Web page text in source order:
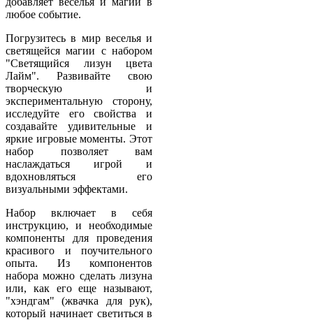
любое событие.
Погрузитесь в мир веселья и
светящейся магии с набором
"Светящийся лизун цвета
Лайм". Развивайте свою
творческую и
экспериментальную сторону,
исследуйте его свойства и
создавайте удивительные и
яркие игровые моменты. Этот
набор позволяет вам
наслаждаться игрой и
вдохновляться его
визуальными эффектами.
Набор включает в себя
инструкцию, и необходимые
компоненты для проведения
красивого и поучительного
опыта. Из компонентов
набора можно сделать лизуна
или, как его еще называют,
"хэндгам" (жвачка для рук),
который начинает светиться в